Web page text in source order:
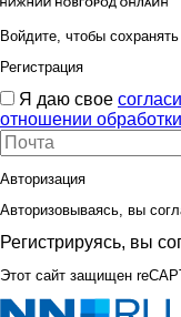
Войдите, чтобы
Регистрация
Я даю свое
отношении
Авторизация
Авторизовываясь, вы
Регистрируясь, вы
Этот сайт защищен